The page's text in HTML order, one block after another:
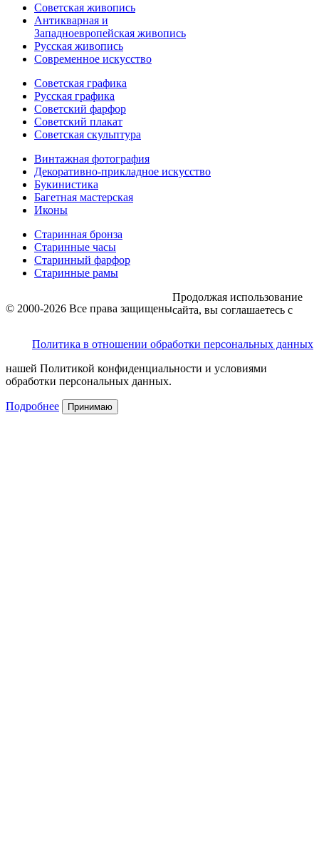
Советская живопись
Антикварная и
Западноевропейская живопись
Русская живопись
Современное искусство
Советская графика
Русская графика
Советский фарфор
Советский плакат
Советская скульптура
Винтажная фотография
Декоративно-прикладное искусство
Букинистика
Багетная мастерская
Иконы
Старинная бронза
Старинные часы
Старинный фарфор
Старинные рамы
© 2000-2026 Все права защищены
Политика в отношении обработки персональных данных
Продолжая использование
сайта, вы соглашаетесь с
нашей Политикой конфиденциальности и условиями
обработки персональных данных.
Подробнее Принимаю